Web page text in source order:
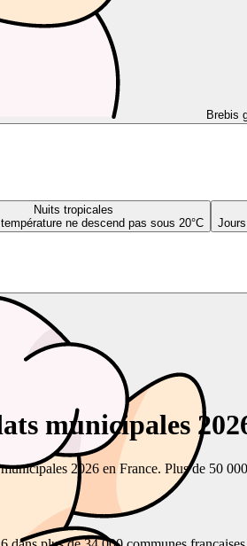
Brebis
Nuits tropicales
ne descend pas sous 20°C
municipales
2026 en France. Plus de 50